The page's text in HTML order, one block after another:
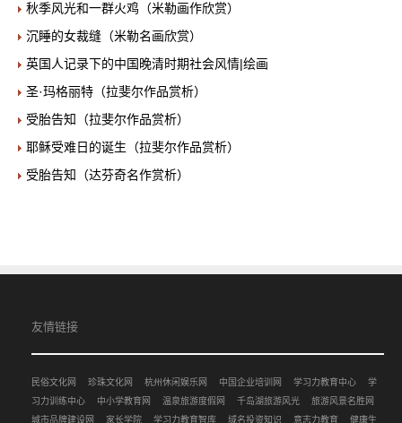
秋季风光和一群火鸡（米勒画作欣赏）
沉睡的女裁缝（米勒名画欣赏）
英国人记录下的中国晚清时期社会风情|绘画
圣·玛格丽特（拉斐尔作品赏析）
受胎告知（拉斐尔作品赏析）
耶稣受难日的诞生（拉斐尔作品赏析）
受胎告知（达芬奇名作赏析）
友情链接
民俗文化网 珍珠文化网 杭州休闲娱乐网 中国企业培训网 学习力教育中心
学
习力训练中心
中小学教育网 温泉旅游度假网 千岛湖旅游风光
旅游风景名胜网
城市品牌建设网
家长学院 学习力教育智库 域名投资知识 意志力教育
健康生